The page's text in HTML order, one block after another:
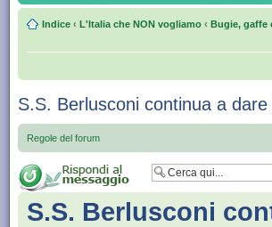
Indice ‹ L'Italia che NON vogliamo ‹ Bugie, gaffe
S.S. Berlusconi continua a
Regole del forum
S.S. Berlusconi